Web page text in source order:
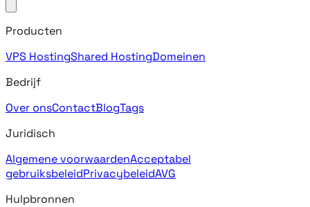
Producten
VPS HostingShared HostingDomeinen
Bedrijf
Over onsContactBlogTags
Juridisch
Algemene voorwaardenAcceptabel
gebruiksbeleidPrivacybeleidAVG
Hulpbronnen